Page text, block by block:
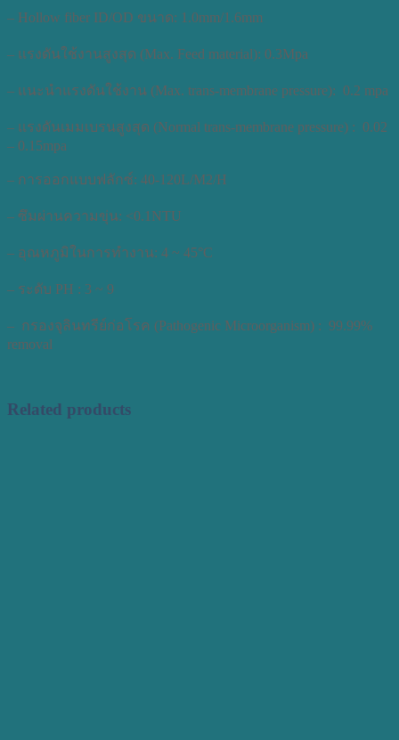
– Hollow fiber ID/OD ขนาด: 1.0mm/1.6mm
– แรงดันใช้งานสูงสุด (Max. Feed material): 0.3Mpa
– แนะนำแรงดันใช้งาน (Max. trans-membrane pressure): 0.2 mpa
– แรงดันเมมเบรนสูงสุด (Normal trans-membrane pressure) : 0.02
– 0.15mpa
– การออกแบบฟลักซ์: 40-120L/M2/H
– ซึมผ่านความขุ่น: <0.1NTU
– อุณหภูมิในการทำงาน: 4 ~ 45°C
– ระดับ PH : 3 ~ 9
– กรองจุลินทรีย์ก่อโรค (Pathogenic Microorganism) : 99.99%
removal
Related products